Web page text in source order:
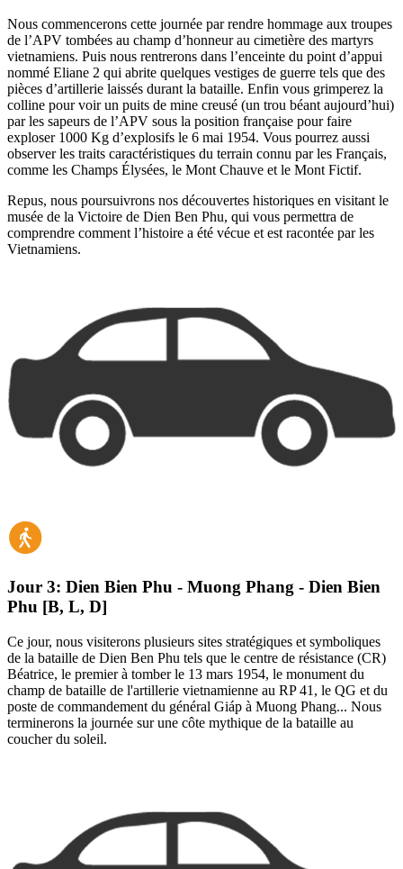
Nous commencerons cette journée par rendre hommage aux troupes
de l’APV tombées au champ d’honneur au cimetière des martyrs
vietnamiens. Puis nous rentrerons dans l’enceinte du point d’appui
nommé Eliane 2 qui abrite quelques vestiges de guerre tels que des
pièces d’artillerie laissés durant la bataille. Enfin vous grimperez la
colline pour voir un puits de mine creusé (un trou béant aujourd’hui)
par les sapeurs de l’APV sous la position française pour faire
exploser 1000 Kg d’explosifs le 6 mai 1954. Vous pourrez aussi
observer les traits caractéristiques du terrain connu par les Français,
comme les Champs Élysées, le Mont Chauve et le Mont Fictif.
Repus, nous poursuivrons nos découvertes historiques en visitant le
musée de la Victoire de Dien Ben Phu, qui vous permettra de
comprendre comment l’histoire a été vécue et est racontée par les
Vietnamiens.
Jour 3: Dien Bien Phu - Muong Phang - Dien Bien
Phu [B, L, D]
Ce jour, nous visiterons plusieurs sites stratégiques et symboliques
de la bataille de Dien Ben Phu tels que le centre de résistance (CR)
Béatrice, le premier à tomber le 13 mars 1954, le monument du
champ de bataille de l'artillerie vietnamienne au RP 41, le QG et du
poste de commandement du général Giáp à Muong Phang... Nous
terminerons la journée sur une côte mythique de la bataille au
coucher du soleil.